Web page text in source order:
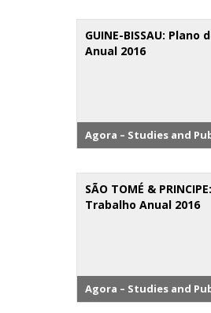
GUINE-BISSAU: Plano
Anual 2016
Agora – Studies and
SÃO TOMÉ &
Trabalho Anual 2016
Agora – Studies and